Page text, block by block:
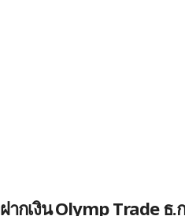
ฝากเงิน Olymp Trade ธ